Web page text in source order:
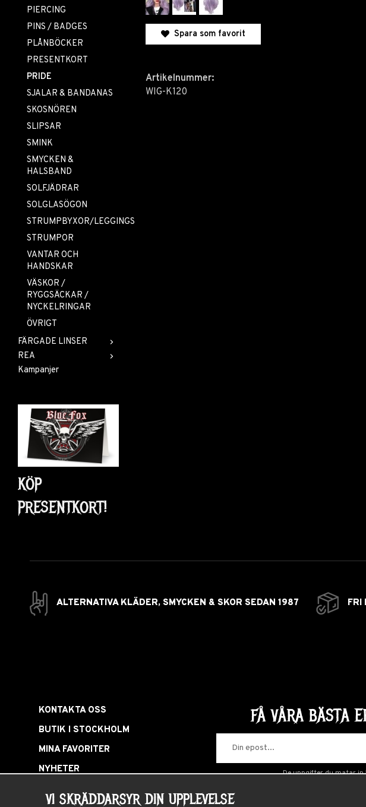
PIERCING
PINS / BADGES
PLÅNBÖCKER
PRESENTKORT
PRIDE
SJALAR & BANDANAS
SKOSNÖREN
SLIPSAR
SMINK
SMYCKEN &
HALSBAND
SOLFJÄDRAR
SOLGLASÖGON
STRUMPBYXOR/LEGGINGS
STRUMPOR
VANTAR OCH
HANDSKAR
VÄSKOR /
RYGGSÄCKAR /
NYCKELRINGAR
ÖVRIGT
FÄRGADE LINSER
REA
Kampanjer
KÖP
PRESENTKORT!
Spara som favorit
Artikelnummer:
WIG-K120
ALTERNATIVA KLÄDER, SMYCKEN & SKOR SEDAN 1987 FRI
KONTAKTA OSS
BUTIK I STOCKHOLM
MINA FAVORITER
NYHETER
FÅ VÅRA BÄSTA
De uppgifter du matar in
VI SKRÄDDARSYR DIN UPPLEVELSE